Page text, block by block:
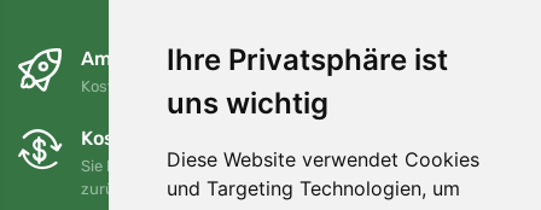
Ihre Privatsphäre ist
uns wichtig
Diese Website verwendet Cookies
und Targeting Technologien, um
Am nächsten Tag und kostenlos
Kostenloser Versand für Bestellungen über 80 EUR
Kostenloser Umtausch und Rückgabe
Sie können Ihre Bestellung jederzeit innerhalb von 90 Tagen
zurückgeben oder umtauschen.